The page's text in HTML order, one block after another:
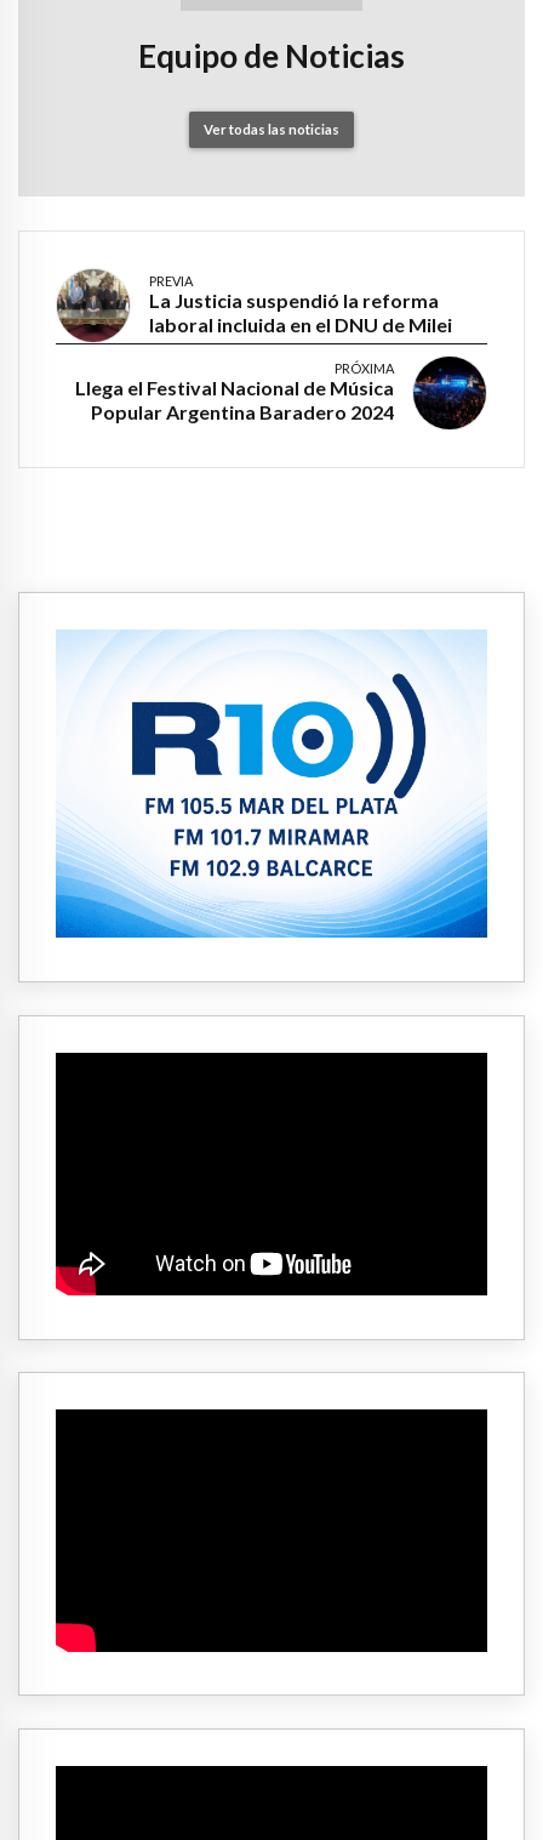
Equipo de Noticias
Ver todas las noticias
PREVIA
La Justicia suspendió la reforma
laboral incluida en el DNU de Milei
PRÓXIMA
Llega el Festival Nacional de Música
Popular Argentina Baradero 2024